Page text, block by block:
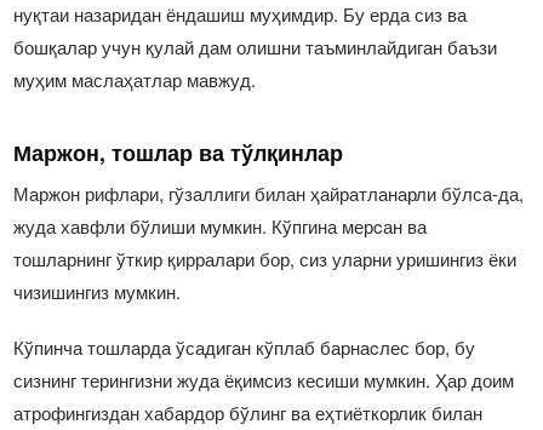
нуқтаи назаридан ёндашиш муҳимдир. Бу ерда сиз ва
бошқалар учун қулай дам олишни таъминлайдиган баъзи
муҳим маслаҳатлар мавжуд.
Маржон, тошлар ва тўлқинлар
Маржон рифлари, гўзаллиги билан ҳайратланарли бўлса-да,
жуда хавфли бўлиши мумкин. Кўпгина мерcан ва
тошларнинг ўткир қирралари бор, сиз уларни уришингиз ёки
чизишингиз мумкин.
Кўпинча тошларда ўсадиган кўплаб барнаcлес бор, бу
сизнинг терингизни жуда ёқимсиз кесиши мумкин. Ҳар доим
атрофингиздан хабардор бўлинг ва еҳтиёткорлик билан